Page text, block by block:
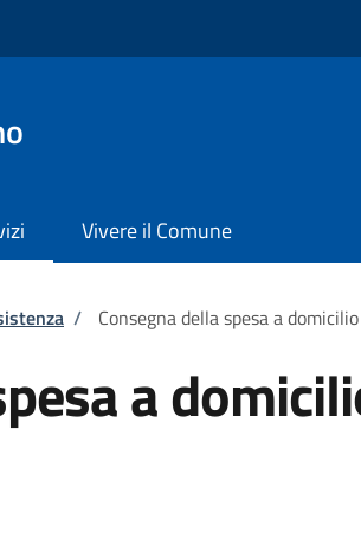
Vivere il Comune
/ Consegna della spesa a domicilio
a